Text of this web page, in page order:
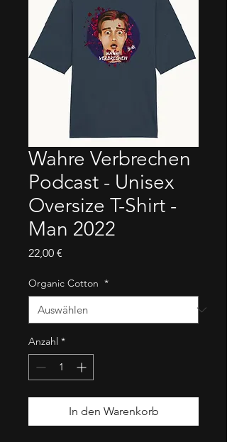
Wahre Verbrechen
Podcast - Unisex
Oversize T-Shirt -
Man 2022
22,00 €
Organic Cotton *
Anzahl *
In den Warenkorb